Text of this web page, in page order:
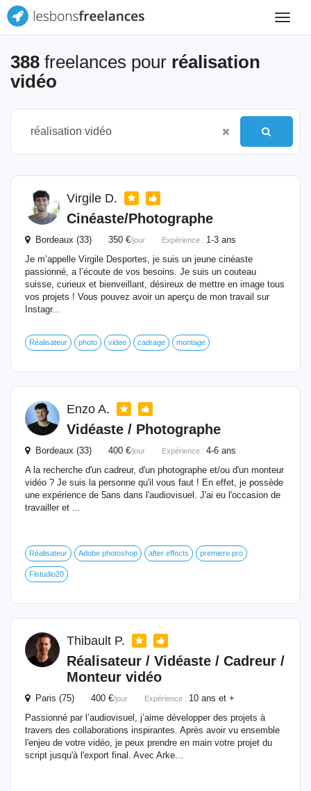
Toggle
388 freelances pour réalisation
vidéo
Virgile D.
Cinéaste/Photographe
Bordeaux (33) 350 €/jour Expérience : 1-3 ans
Je m’appelle Virgile Desportes, je suis un jeune cinéaste
passionné, a l’écoute de vos besoins. Je suis un couteau
suisse, curieux et bienveillant, désireux de mettre en image tous
vos projets ! Vous pouvez avoir un aperçu de mon travail sur
Instagr...
Réalisateur photo video cadrage montage
Enzo A.
Vidéaste / Photographe
Bordeaux (33) 400 €/jour Expérience : 4-6 ans
A la recherche d'un cadreur, d'un photographe et/ou d'un monteur
vidéo ? Je suis la personne qu'il vous faut ! En effet, je possède
une expérience de 5ans dans l'audiovisuel. J'ai eu l'occasion de
travailler et ...
Réalisateur Adobe photoshop after effects premiere pro
Flstudio20
Thibault P.
Réalisateur / Vidéaste / Cadreur /
Monteur vidéo
Paris (75) 400 €/jour Expérience : 10 ans et +
Passionné par l’audiovisuel, j’aime développer des projets à
travers des collaborations inspirantes. Après avoir vu ensemble
l'enjeu de votre vidéo, je peux prendre en main votre projet du
script jusqu'à l'export final. Avec Arke...